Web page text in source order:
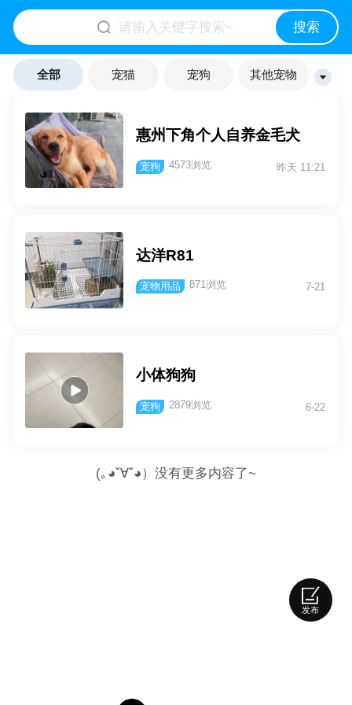
搜索
全部 宠猫 宠狗 其他宠物
宠物用品
惠州下角个人自养金毛犬
宠狗 4573浏览 昨天 11:21
达洋R81
宠物用品 871浏览 7-21
小体狗狗
宠狗 2879浏览 6-22
(｡◕ˇ∀ˇ◕）没有更多内容了~
发布